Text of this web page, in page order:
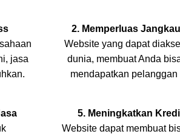
jasa
2. Memperluas
Website yang dapat
dunia, membuat Anda
mendapatkan
5. Meningkatkan
Website dapat membuat